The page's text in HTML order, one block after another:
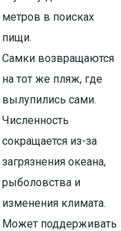
метров в поисках
пищи.
Самки возвращаются
на тот же пляж, где
вылупились сами.
Численность
сокращается из-за
загрязнения океана,
рыболовства и
изменения климата.
Может поддерживать